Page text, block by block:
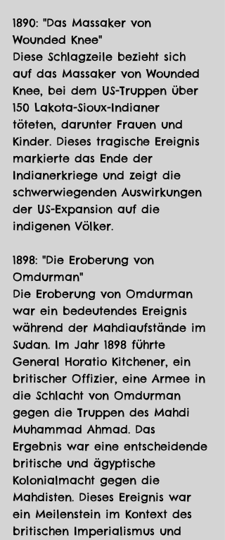
1890: "Das Massaker von
Wounded Knee"
Diese Schlagzeile bezieht sich
auf das Massaker von Wounded
Knee, bei dem US-Truppen über
150 Lakota-Sioux-Indianer
töteten, darunter Frauen und
Kinder. Dieses tragische Ereignis
markierte das Ende der
Indianerkriege und zeigt die
schwerwiegenden Auswirkungen
der US-Expansion auf die
indigenen Völker.
1898: "Die Eroberung von
Omdurman"
Die Eroberung von Omdurman
war ein bedeutendes Ereignis
während der Mahdiaufstände im
Sudan. Im Jahr 1898 führte
General Horatio Kitchener, ein
britischer Offizier, eine Armee in
die Schlacht von Omdurman
gegen die Truppen des Mahdi
Muhammad Ahmad. Das
Ergebnis war eine entscheidende
britische und ägyptische
Kolonialmacht gegen die
Mahdisten. Dieses Ereignis war
ein Meilenstein im Kontext des
britischen Imperialismus und